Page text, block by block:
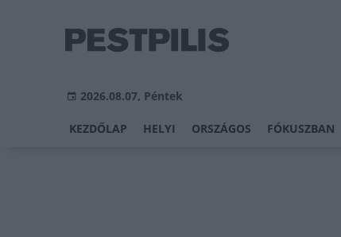
2026.08.07, Péntek
KEZDŐLAP HELYI ORSZÁGOS FÓKUSZBAN